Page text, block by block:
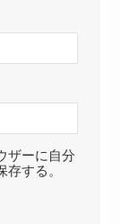
ザーに自分
する。